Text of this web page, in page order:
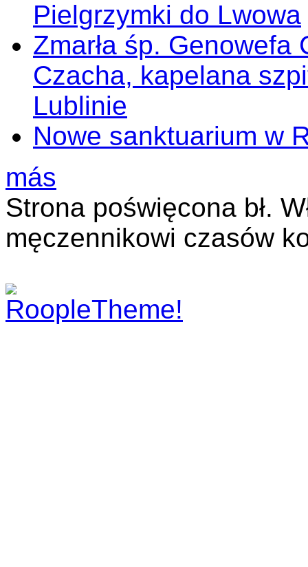
Pielgrzymki do Lwowa
Zmarła śp.
Czacha, kapelana
Lublinie
Nowe sanktuarium w
más
Strona poświęcona bł.
męczennikowi czasów